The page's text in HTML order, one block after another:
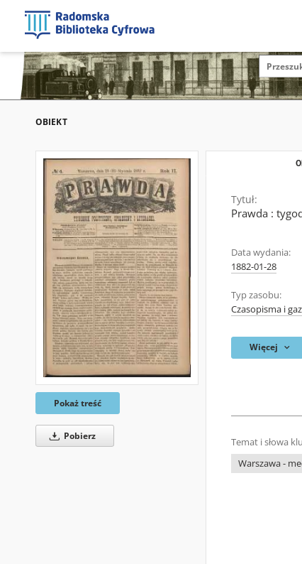
OBIEKT
Pokaż treść
Pobierz
Tytuł:
Prawda :
Data wydania:
1882-01-28
Typ zasobu:
Czasopisma i
Więcej
Temat i słowa
Warszawa -